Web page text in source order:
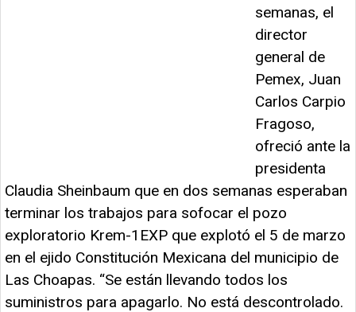
semanas, el
director
general de
Pemex, Juan
Carlos Carpio
Fragoso,
ofreció ante la
presidenta
Claudia Sheinbaum que en dos semanas esperaban
terminar los trabajos para sofocar el pozo
exploratorio Krem-1EXP que explotó el 5 de marzo
en el ejido Constitución Mexicana del municipio de
Las Choapas. “Se están llevando todos los
suministros para apagarlo. No está descontrolado.